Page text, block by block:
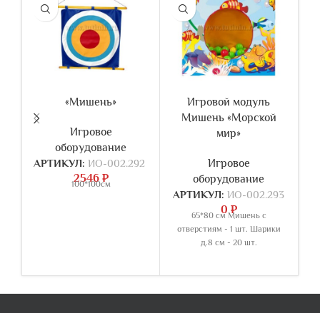
«Мишень»
Игровое
оборудование
АРТИКУЛ: ИО-002.292
2546₽
100*100см
Игровой модуль
Мишень «Морской
мир»
Игровое
оборудование
АРТИКУЛ: ИО-002.293
0₽
65*80 см Мишень с
отверстиям - 1 шт. Шарики
д.8 см - 20 шт.